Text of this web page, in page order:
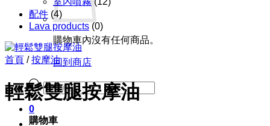
購物車內沒有任何商品。
回到商店
Products
search
0
購物車
配件 (4)
Lava products (0)
首頁 / 按摩油
輕鬆雙腿按摩油